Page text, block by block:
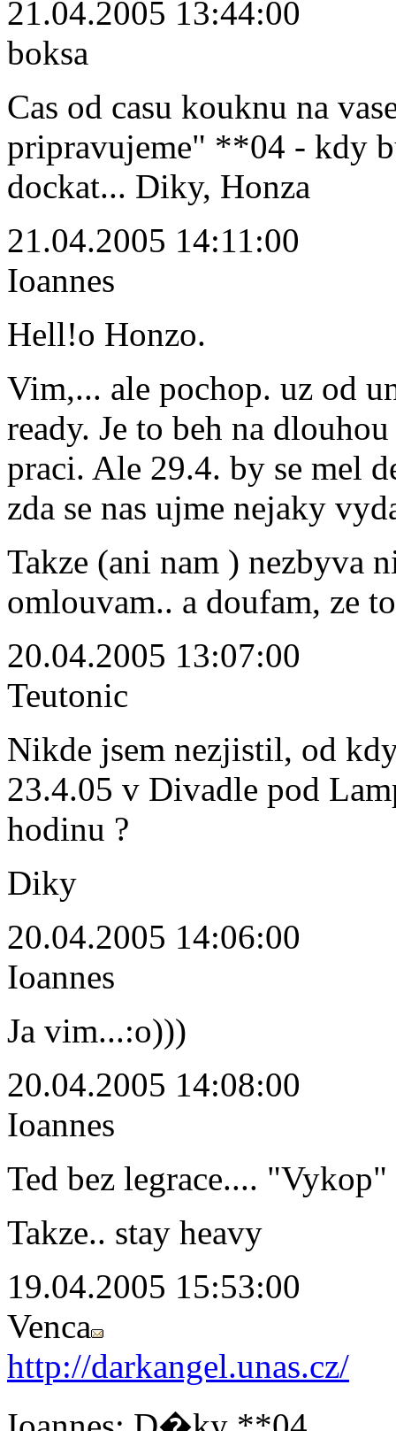
21.04.2005 13:44:00
boksa
Cas od casu kouknu na
pripravujeme" **04 - kdy
dockat... Diky, Honza
21.04.2005 14:11:00
Ioannes
Hell!o Honzo.
Vim,... ale pochop. uz od
ready. Je to beh na
praci. Ale 29.4. by se mel
zda se nas ujme nejaky
Takze (ani nam ) nezbyva
omlouvam.. a doufam, ze
20.04.2005 13:07:00
Teutonic
Nikde jsem nezjistil, od
23.4.05 v Divadle pod
hodinu ?
Diky
20.04.2005 14:06:00
Ioannes
Ja vim...:o)))
20.04.2005 14:08:00
Ioannes
Ted bez legrace....
Takze.. stay heavy
19.04.2005 15:53:00
Venca
http://darkangel.unas.cz/